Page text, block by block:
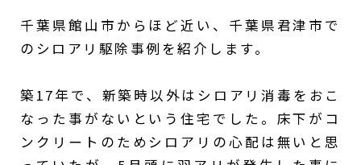
千葉県館山市からほど近い、千葉県君津市で
のシロアリ駆除事例を紹介します。
築17年で、新築時以外はシロアリ消毒をおこ
なった事がないという住宅でした。床下がコ
ンクリートのためシロアリの心配は無いと思